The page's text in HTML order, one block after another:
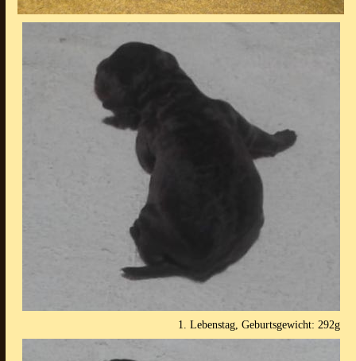
1. Lebenstag, Geburtsgewicht: 292g